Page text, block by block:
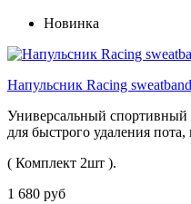
Новинка
Напульсник Racing
Универсальный спортивный
для быстрого удаления пота,
( Комплект 2шт ).
1 680 руб